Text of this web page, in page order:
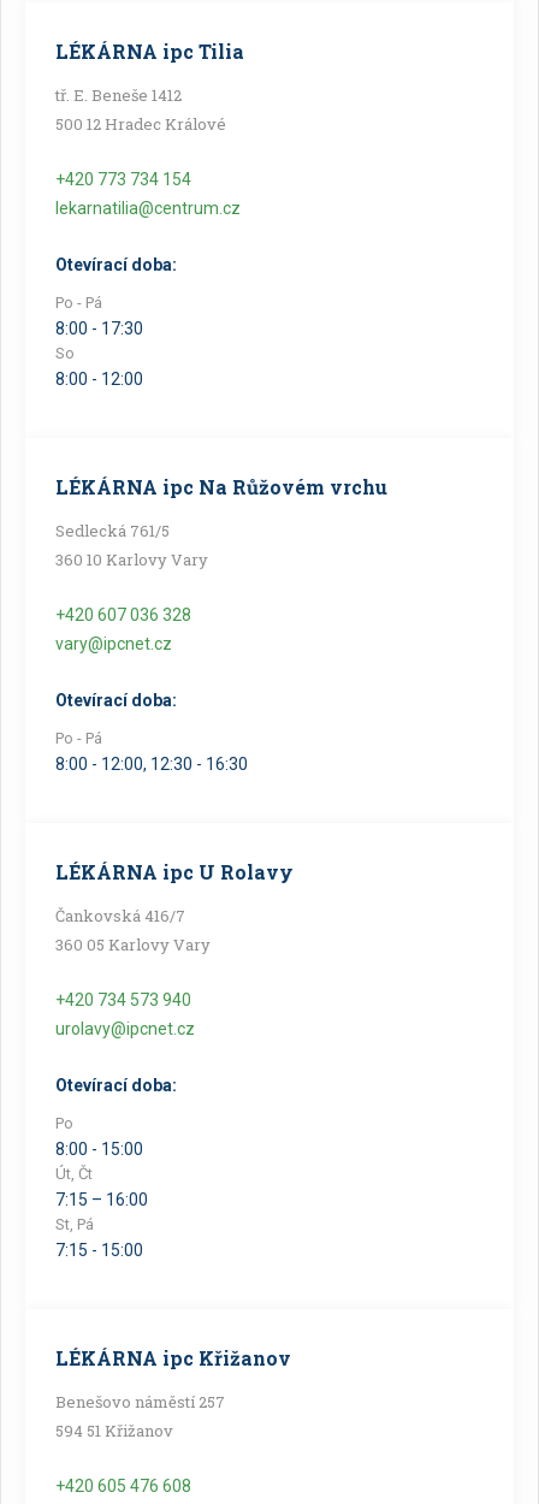
LÉKÁRNA ipc Tilia
tř. E. Beneše 1412
500 12 Hradec Králové
+420 773 734 154
lekarnatilia@centrum.cz
Otevírací doba:
Po - Pá
8:00 - 17:30
So
8:00 - 12:00
LÉKÁRNA ipc Na Růžovém vrchu
Sedlecká 761/5
360 10 Karlovy Vary
+420 607 036 328
vary@ipcnet.cz
Otevírací doba:
Po - Pá
8:00 - 12:00, 12:30 - 16:30
LÉKÁRNA ipc U Rolavy
Čankovská 416/7
360 05 Karlovy Vary
+420 734 573 940
urolavy@ipcnet.cz
Otevírací doba:
Po
8:00 - 15:00
Út, Čt
7:15 – 16:00
St, Pá
7:15 - 15:00
LÉKÁRNA ipc Křižanov
Benešovo náměstí 257
594 51 Křižanov
+420 605 476 608